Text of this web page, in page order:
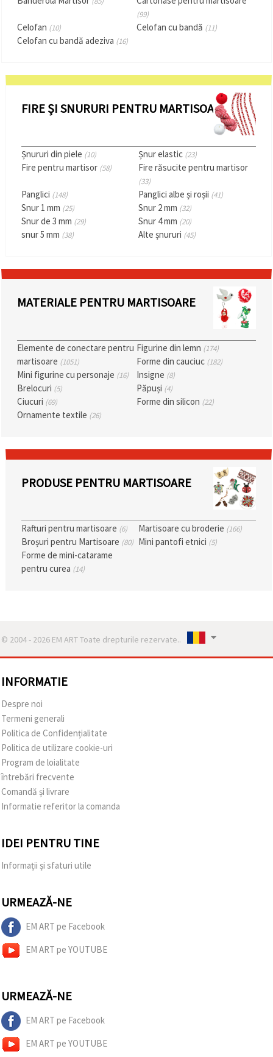
toate!
(99)
Celofan (10) Celofan cu bandă (11)
Celofan cu bandă adeziva (16)
FIRE ȘI SNURURI PENTRU MARTISOARE
Șnururi din piele (10) Șnur elastic (23)
Fire pentru martisor (58) Fire răsucite pentru martisor
(33)
Panglici (148) Panglici albe și roșii (41)
Snur 1 mm (25) Snur 2 mm (32)
Snur de 3 mm (29) Snur 4 mm (20)
snur 5 mm (38) Alte șnururi (45)
MATERIALE PENTRU MARTISOARE
Elemente de conectare pentru
martisoare (1051)
Figurine din lemn (174)
Forme din cauciuc (182)
Mini figurine cu personaje (16) Insigne (8)
Brelocuri (5) Păpuși (4)
Ciucuri (69) Forme din silicon (22)
Ornamente textile (26)
PRODUSE PENTRU MARTISOARE
Rafturi pentru martisoare (6) Martisoare cu broderie (166)
Broșuri pentru Martisoare (80) Mini pantofi etnici (5)
Forme de mini-catarame
pentru curea (14)
© 2004 - 2026 EM ART Toate drepturile rezervate..
INFORMATIE
Despre noi
Termeni generali
Politica de Confidențialitate
Politica de utilizare cookie-uri
Program de loialitate
întrebări frecvente
Comandă și livrare
Informatie referitor la comanda
IDEI PENTRU TINE
Informații și sfaturi utile
URMEAZĂ-NE
EM ART pe Facebook
EM ART pe YOUTUBE
URMEAZĂ-NE
EM ART pe Facebook
EM ART pe YOUTUBE